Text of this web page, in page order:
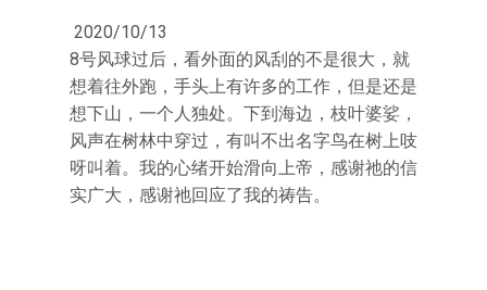
2020/10/13
8号风球过后，看外面的风刮的不是很大，就
想着往外跑，手头上有许多的工作，但是还是
想下山，一个人独处。下到海边，枝叶婆娑，
风声在树林中穿过，有叫不出名字鸟在树上吱
呀叫着。我的心绪开始滑向上帝，感谢祂的信
实广大，感谢祂回应了我的祷告。